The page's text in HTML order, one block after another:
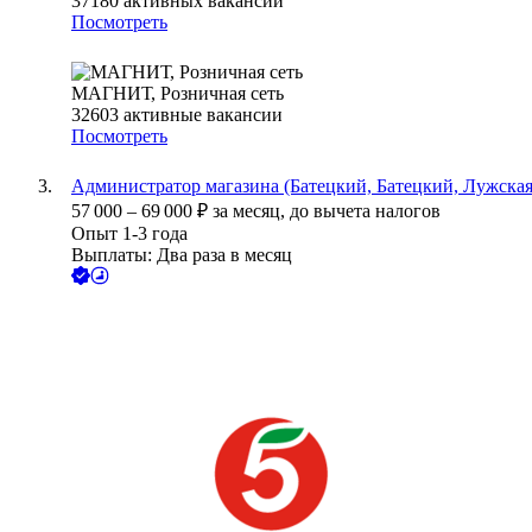
Посмотреть
МАГНИТ, Розничная сеть
32603 активные вакансии
Посмотреть
Администратор магазина (Батецкий, Батецкий,
57 000 – 69 000 ₽ за месяц, до вычета налогов
Опыт 1-3 года
Выплаты: Два раза в месяц